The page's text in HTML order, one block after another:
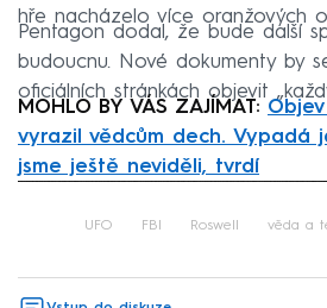
hře nacházelo více oranžových
Pentagon dodal, že bude další
budoucnu. Nové dokumenty by
oficiálních stránkách objevit
MOHLO BY VÁS ZAJÍMAT:
vyrazil vědcům dech. Vypadá
jsme ještě neviděli, tvrdí
UFO FBI Roswell věda a